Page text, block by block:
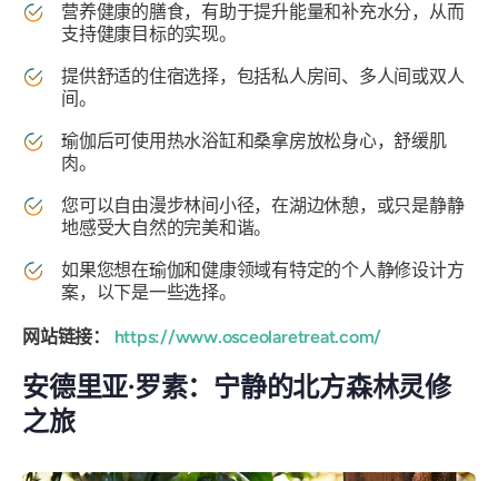
营养健康的膳食，有助于提升能量和补充水分，从而
支持健康目标的实现。
提供舒适的住宿选择，包括私人房间、多人间或双人
间。
瑜伽后可使用热水浴缸和桑拿房放松身心，舒缓肌
肉。
您可以自由漫步林间小径，在湖边休憩，或只是静静
地感受大自然的完美和谐。
如果您想在瑜伽和健康领域有特定的个人静修设计方
案，以下是一些选择。
网站链接： https://www.osceolaretreat.com/
安德里亚·罗素：宁静的北方森林灵修
之旅